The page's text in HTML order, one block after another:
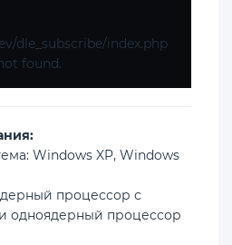
dle_subscribe/index.php
found.
Windows XP, Windows
процессор с
одноядерный процессор